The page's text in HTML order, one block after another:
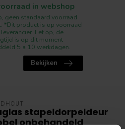
in webshop
geen standaard voorraad
*Dit product is op voorraad
Let op, de
is op dit moment
5 a 10 werkdagen.
Bekijken
stapeldorpeldeur
onbehandeld